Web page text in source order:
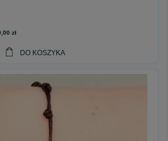
zł
DO KOSZYKA